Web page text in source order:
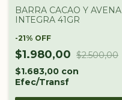
BARRA CACAO Y AVENA
INTEGRA 41GR
-21% OFF
$1.980,00 $2.500,00
$1.683,00 con
Efec/Transf